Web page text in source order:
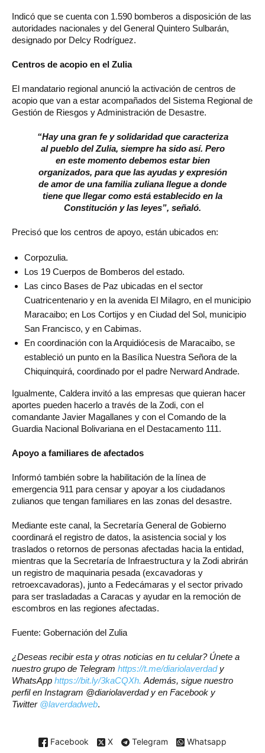
Indicó que se cuenta con 1.590 bomberos a disposición de las
autoridades nacionales y del General Quintero Sulbarán,
designado por Delcy Rodríguez.
Centros de acopio en el Zulia
El mandatario regional anunció la activación de centros de
acopio que van a estar acompañados del Sistema Regional de
Gestión de Riesgos y Administración de Desastre.
“Hay una gran fe y solidaridad que caracteriza
al pueblo del Zulia, siempre ha sido así. Pero
en este momento debemos estar bien
organizados, para que las ayudas y expresión
de amor de una familia zuliana llegue a donde
tiene que llegar como está establecido en la
Constitución y las leyes”, señaló.
Precisó que los centros de apoyo, están ubicados en:
Corpozulia.
Los 19 Cuerpos de Bomberos del estado.
Las cinco Bases de Paz ubicadas en el sector
Cuatricentenario y en la avenida El Milagro, en el municipio
Maracaibo; en Los Cortijos y en Ciudad del Sol, municipio
San Francisco, y en Cabimas.
En coordinación con la Arquidiócesis de Maracaibo, se
estableció un punto en la Basílica Nuestra Señora de la
Chiquinquirá, coordinado por el padre Nerward Andrade.
Igualmente, Caldera invitó a las empresas que quieran hacer
aportes pueden hacerlo a través de la Zodi, con el
comandante Javier Magallanes y con el Comando de la
Guardia Nacional Bolivariana en el Destacamento 111.
Apoyo a familiares de afectados
Informó también sobre la habilitación de la línea de
emergencia 911 para censar y apoyar a los ciudadanos
zulianos que tengan familiares en las zonas del desastre.
Mediante este canal, la Secretaría General de Gobierno
coordinará el registro de datos, la asistencia social y los
traslados o retornos de personas afectadas hacia la entidad,
mientras que la Secretaría de Infraestructura y la Zodi abrirán
un registro de maquinaria pesada (excavadoras y
retroexcavadoras), junto a Fedecámaras y el sector privado
para ser trasladadas a Caracas y ayudar en la remoción de
escombros en las regiones afectadas.
Fuente: Gobernación del Zulia
¿Deseas recibir esta y otras noticias en tu celular? Únete a
nuestro grupo de Telegram https://t.me/diariolaverdady
WhatsApp https://bit.ly/3kaCQXh. Además, sigue nuestro
perfil en Instagram @diariolaverdad y en Facebook y
Twitter @laverdadweb.
Facebook X Telegram Whatsapp